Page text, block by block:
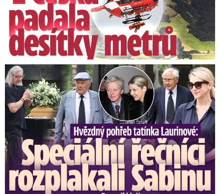
Speciální řečníci nad rakví Laurina: Rozbrečeli i dceru